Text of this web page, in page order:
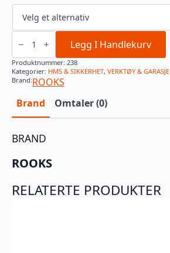
Rooks
MekanikerhanskeLegg I Handlekurv
Produktnummer: 238
Kategorier: HMS & SIKKERHET, VERKTØY & GARASJE
Brand:ROOKS
Brand
Omtaler (0)
BRAND
ROOKS
RELATERTE PRODUKTER